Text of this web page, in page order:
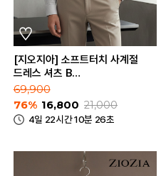
[지오지아] 소프트터치 사계절
드레스 셔츠 B
(ABD5WD1301_B)
69,900
76% 16,800 21,000
4일 22시간 10분 26초